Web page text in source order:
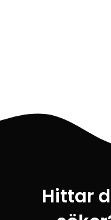
Hittar